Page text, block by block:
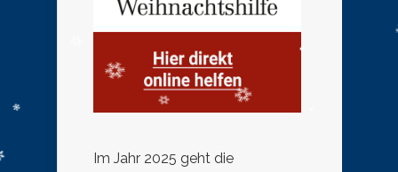
Im Jahr 2025 geht die